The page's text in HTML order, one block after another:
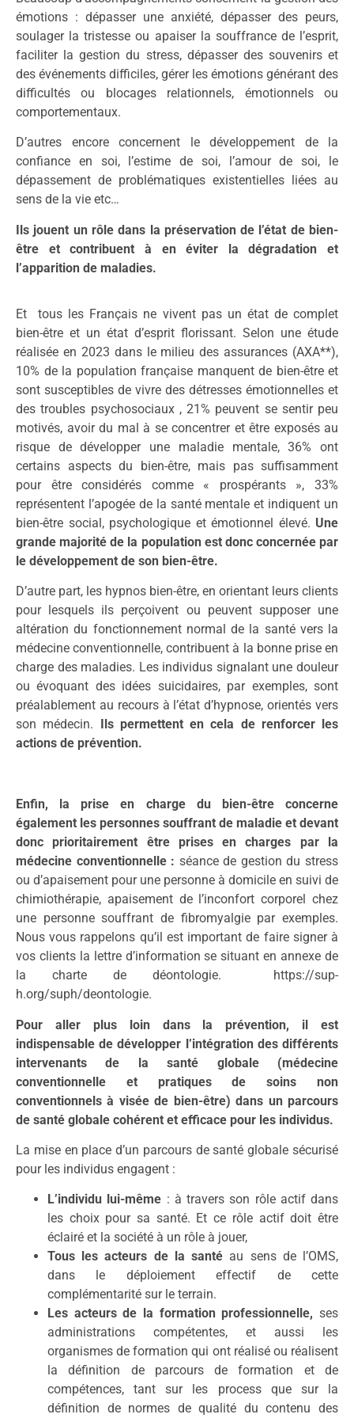
émotions : dépasser une anxiété, dépasser des peurs,
soulager la tristesse ou apaiser la souffrance de l’esprit,
faciliter la gestion du stress, dépasser des souvenirs et
des événements difficiles, gérer les émotions générant des
difficultés ou blocages relationnels, émotionnels ou
comportementaux.
D’autres encore concernent le développement de la
confiance en soi, l’estime de soi, l’amour de soi, le
dépassement de problématiques existentielles liées au
sens de la vie etc…
Ils jouent un rôle dans la préservation de l’état de bien-
être et contribuent à en éviter la dégradation et
l’apparition de maladies.
Et tous les Français ne vivent pas un état de complet
bien-être et un état d’esprit florissant. Selon une étude
réalisée en 2023 dans le milieu des assurances (AXA**),
10% de la population française manquent de bien-être et
sont susceptibles de vivre des détresses émotionnelles et
des troubles psychosociaux , 21% peuvent se sentir peu
motivés, avoir du mal à se concentrer et être exposés au
risque de développer une maladie mentale, 36% ont
certains aspects du bien-être, mais pas suffisamment
pour être considérés comme « prospérants », 33%
représentent l’apogée de la santé mentale et indiquent un
bien-être social, psychologique et émotionnel élevé. Une
grande majorité de la population est donc concernée par
le développement de son bien-être.
D’autre part, les hypnos bien-être, en orientant leurs clients
pour lesquels ils perçoivent ou peuvent supposer une
altération du fonctionnement normal de la santé vers la
médecine conventionnelle, contribuent à la bonne prise en
charge des maladies. Les individus signalant une douleur
ou évoquant des idées suicidaires, par exemples, sont
préalablement au recours à l’état d’hypnose, orientés vers
son médecin.
Ils permettent en cela de renforcer les
actions de prévention.
Enfin, la prise en charge du bien-être concerne
également les personnes souffrant de maladie et devant
donc prioritairement être prises en charges par la
médecine conventionnelle : séance de gestion du stress
ou d’apaisement pour une personne à domicile en suivi de
chimiothérapie, apaisement de l’inconfort corporel chez
une personne souffrant de fibromyalgie par exemples.
Nous vous rappelons qu’il est important de faire signer à
vos clients la lettre d’information se situant en annexe de
la charte de déontologie. https://sup-
h.org/suph/deontologie.
Pour aller plus loin dans la prévention, il est
indispensable de développer l’intégration des différents
intervenants de la santé globale (médecine
conventionnelle et pratiques de soins non
conventionnels à visée de bien-être) dans un parcours
de santé globale cohérent et efficace pour les individus.
La mise en place d’un parcours de santé globale sécurisé
pour les individus engagent :
L’individu lui-même : à travers son rôle actif dans
les choix pour sa santé. Et ce rôle actif doit être
éclairé et la société à un rôle à jouer,
Tous les acteurs de la santé au sens de l’OMS,
dans le déploiement effectif de cette
complémentarité sur le terrain.
Les acteurs de la formation professionnelle, ses
administrations compétentes, et aussi les
organismes de formation qui ont réalisé ou réalisent
la définition de parcours de formation et de
compétences, tant sur les process que sur la
définition de normes de qualité du contenu des